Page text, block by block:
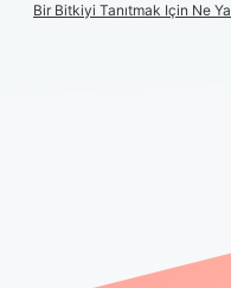
Bir Bitkiyi Tanıtmak Için Ne